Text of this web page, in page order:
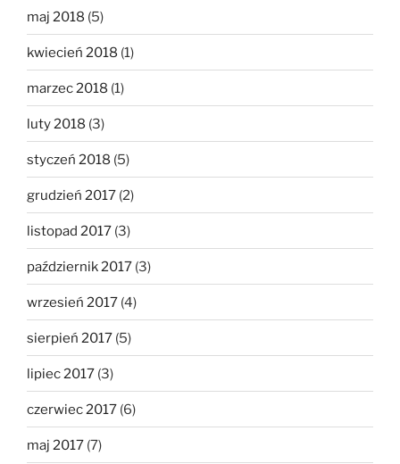
maj 2018 (5)
kwiecień 2018 (1)
marzec 2018 (1)
luty 2018 (3)
styczeń 2018 (5)
grudzień 2017 (2)
listopad 2017 (3)
październik 2017 (3)
wrzesień 2017 (4)
sierpień 2017 (5)
lipiec 2017 (3)
czerwiec 2017 (6)
maj 2017 (7)